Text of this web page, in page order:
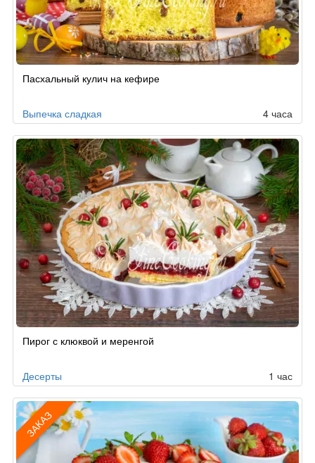
Пасхальный кулич на кефире
Выпечка сладкая 4 часа
Пирог с клюквой и меренгой
Десерты 1 час
ЗАКАЗ